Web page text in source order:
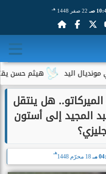
صـ 22 صفر 1448 هـ
هيثم حسن يقترب من
هل ينتقل
المجيد إلى أستون
مـ 18 محرّم 1448
هـ